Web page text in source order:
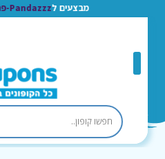
מבצעים לPandazzz-פנדזז